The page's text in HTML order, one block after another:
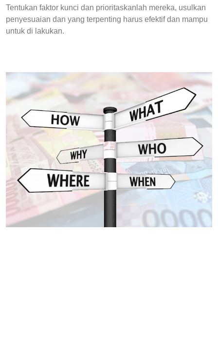
Tentukan faktor kunci dan prioritaskanlah mereka, usulkan
penyesuaian dan yang terpenting harus efektif dan mampu
untuk di lakukan.